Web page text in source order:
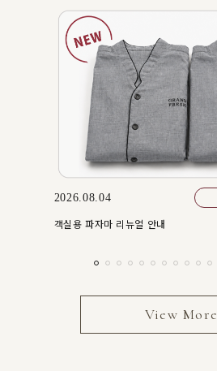
2026.08.04
객실용 파자마 리뉴얼 안내
View More